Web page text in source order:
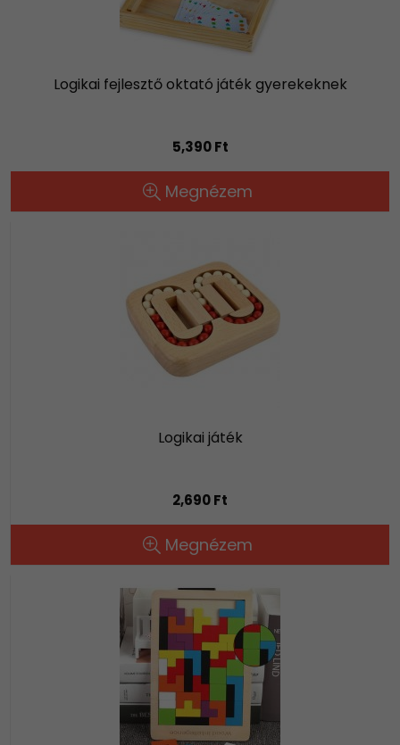
Logikai fejlesztő oktató játék gyerekeknek
5,390 Ft
Megnézem
Logikai játék
2,690 Ft
Megnézem